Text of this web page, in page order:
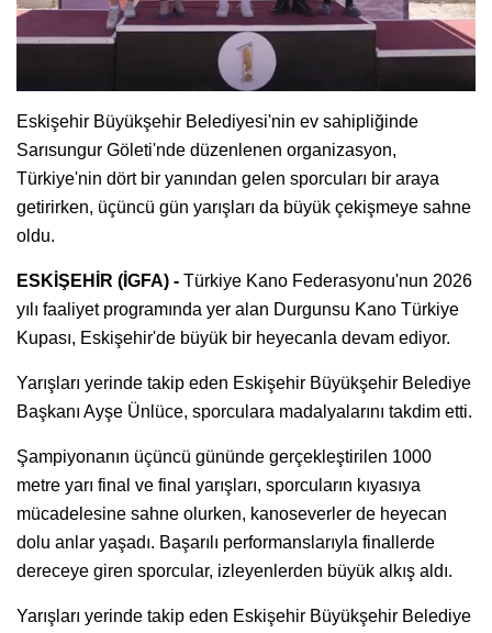
Eskişehir Büyükşehir Belediyesi'nin ev sahipliğinde
Sarısungur Göleti'nde düzenlenen organizasyon,
Türkiye'nin dört bir yanından gelen sporcuları bir araya
getirirken, üçüncü gün yarışları da büyük çekişmeye sahne
oldu.
ESKİŞEHİR (İGFA) - Türkiye Kano Federasyonu'nun 2026
yılı faaliyet programında yer alan Durgunsu Kano Türkiye
Kupası, Eskişehir'de büyük bir heyecanla devam ediyor.
Yarışları yerinde takip eden Eskişehir Büyükşehir Belediye
Başkanı Ayşe Ünlüce, sporculara madalyalarını takdim etti.
Şampiyonanın üçüncü gününde gerçekleştirilen 1000
metre yarı final ve final yarışları, sporcuların kıyasıya
mücadelesine sahne olurken, kanoseverler de heyecan
dolu anlar yaşadı. Başarılı performanslarıyla finallerde
dereceye giren sporcular, izleyenlerden büyük alkış aldı.
Yarışları yerinde takip eden Eskişehir Büyükşehir Belediye